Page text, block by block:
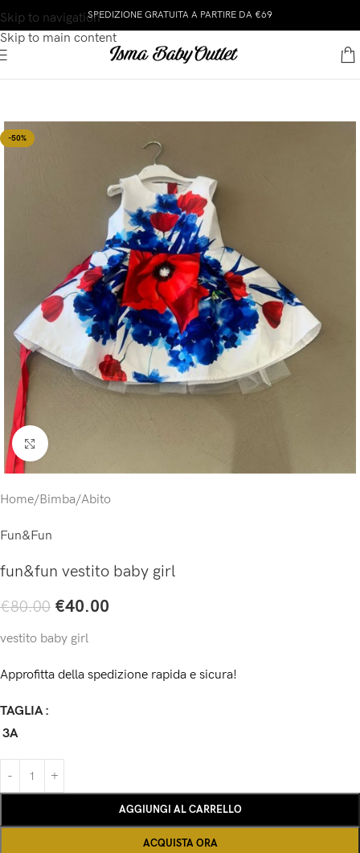
Skip to navigation
Skip to main content
SPEDIZIONE GRATUITA A PARTIRE DA €69
-50%
Click to enlarge
Home/Bimba/Abito
Fun&Fun
fun&fun vestito baby girl
€80.00 €40.00
vestito baby girl
Approfitta della spedizione rapida e sicura!
TAGLIA
3A
AGGIUNGI AL CARRELLO
ACQUISTA ORA